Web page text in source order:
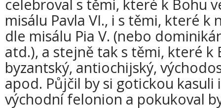
celebroval s těmi, které k Bohu
misálu Pavla VI., i s těmi, které k
dle misálu Pia V. (nebo
atd.), a stejně tak s těmi, které k
byzantský, antiochijský,
apod. Půjčil by si gotickou kasuli
východní felonion a pokukoval